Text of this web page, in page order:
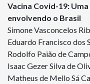
Vacina Covid-19:
envolvendo o Brasil
Simone Vasconcelos
Eduardo Francisco dos
Rodolfo Paião de
Isaac Gezer Silva de
Matheus de Mello Sá